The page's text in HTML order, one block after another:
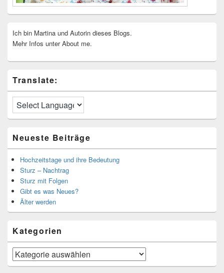
Ich bin Martina und Autorin dieses Blogs.
Mehr Infos unter About me.
Translate:
Neueste Beiträge
Hochzeitstage und ihre Bedeutung
Sturz – Nachtrag
Sturz mit Folgen
Gibt es was Neues?
Älter werden
Kategorien
Kategorien